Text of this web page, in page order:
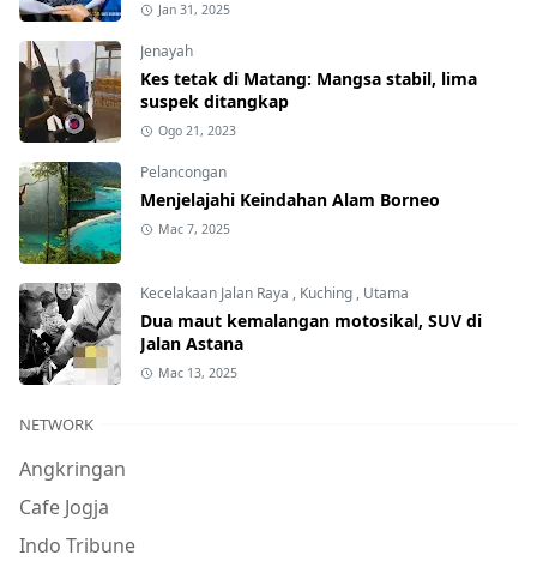
Jan 31, 2025
Jenayah
Kes tetak di Matang: Mangsa stabil, lima
suspek ditangkap
Ogo 21, 2023
Pelancongan
Menjelajahi Keindahan Alam Borneo
Mac 7, 2025
Kecelakaan Jalan Raya , Kuching, Utama
Dua maut kemalangan motosikal, SUV di
Jalan Astana
Mac 13, 2025
NETWORK
Angkringan
Cafe Jogja
Indo Tribune